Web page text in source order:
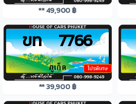
** 49,900 ฿
โปรพิเศษ
ขท 7766
** 39,900 ฿